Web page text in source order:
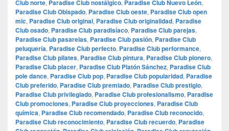
Club norte, Paradise Club nostálgico, Paradise Club Nuevo León,
Paradise Club Obispado, Paradise Club oeste, Paradise Club open
mic, Paradise Club original, Paradise Club originalidad, Paradise
Club osado, Paradise Club paradisíaco, Paradise Club parejas,
Paradise Club pasarelas, Paradise Club pasión, Paradise Club
peluquería, Paradise Club perfecto, Paradise Club performance,
Paradise Club pilates, Paradise Club pintura, Paradise Club pionero,
Paradise Club placer, Paradise Club Platón Sánchez, Paradise Club
pole dance, Paradise Club pop, Paradise Club popularidad, Paradise
Club preferido, Paradise Club premiado, Paradise Club prestigio,
Paradise Club privilegiado, Paradise Club profesionalismo, Paradise
Club promociones, Paradise Club proyecciones, Paradise Club
química, Paradise Club recomendado, Paradise Club reconocido,
Paradise Club reconocimiento, Paradise Club recuerdo, Paradise